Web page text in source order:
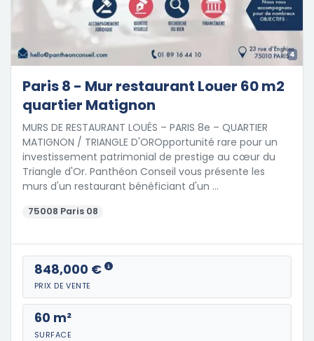
4
Paris 8 - Mur restaurant Louer 60 m2
quartier Matignon
MURS DE RESTAURANT LOUÉS – PARIS 8e – QUARTIER
MATIGNON / TRIANGLE D'OROpportunité rare pour un
investissement patrimonial de prestige au cœur du
Triangle d'Or. Panthéon Conseil vous présente les
murs d'un restaurant bénéficiant d'un …
75008 Paris 08
848,000 €
PRIX DE VENTE
60 m²
SURFACE